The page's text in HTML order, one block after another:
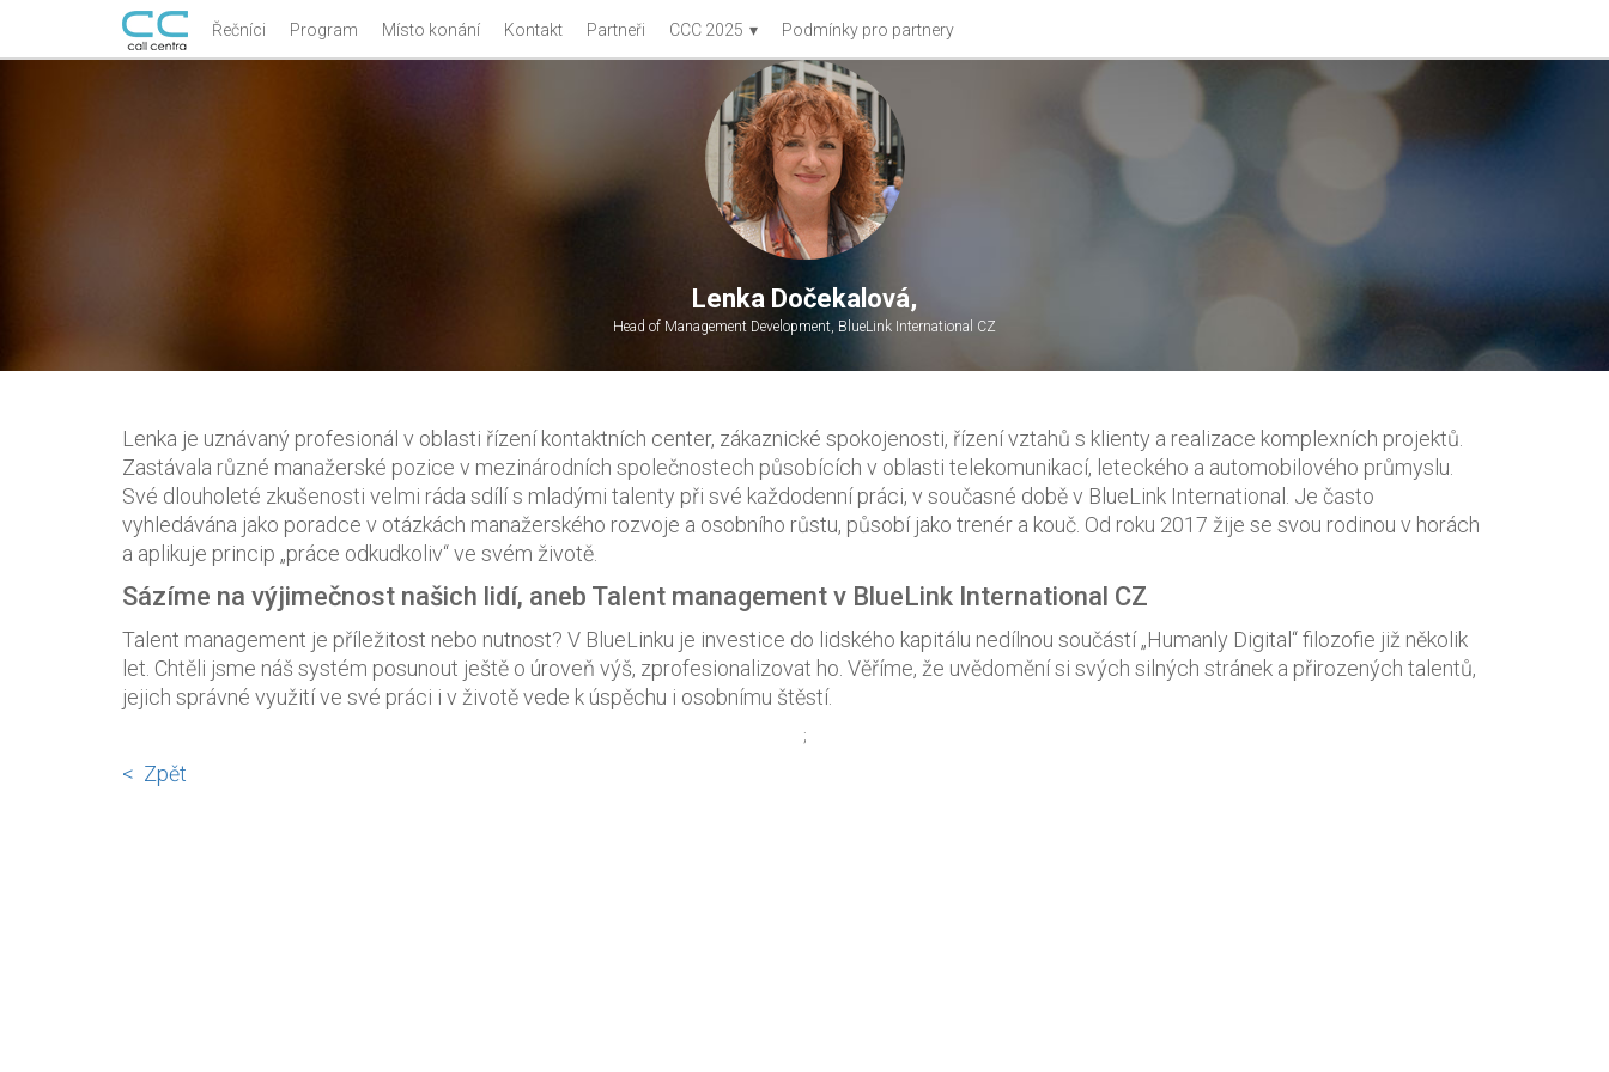
Řečníci Program Místo konání Kontakt Partneři CCC 2025 ▾ Podmínky pro partnery
Lenka Dočekalová,
Head of Management Development, BlueLink International CZ
Lenka je uznávaný profesionál v oblasti řízení kontaktních center, zákaznické spokojenosti, řízení vztahů s klienty a realizace komplexních projektů.
Zastávala různé manažerské pozice v mezinárodních společnostech působících v oblasti telekomunikací, leteckého a automobilového průmyslu.
Své dlouholeté zkušenosti velmi ráda sdílí s mladými talenty při své každodenní práci, v současné době v BlueLink International. Je často
vyhledávána jako poradce v otázkách manažerského rozvoje a osobního růstu, působí jako trenér a kouč. Od roku 2017 žije se svou rodinou v horách
a aplikuje princip „práce odkudkoliv“ ve svém životě.
Sázíme na výjimečnost našich lidí, aneb Talent management v BlueLink International CZ
Talent management je příležitost nebo nutnost? V BlueLinku je investice do lidského kapitálu nedílnou součástí „Humanly Digital“ filozofie již několik
let. Chtěli jsme náš systém posunout ještě o úroveň výš, zprofesionalizovat ho. Věříme, že uvědomění si svých silných stránek a přirozených talentů,
jejich správné využití ve své práci i v životě vede k úspěchu i osobnímu štěstí.
;
< Zpět